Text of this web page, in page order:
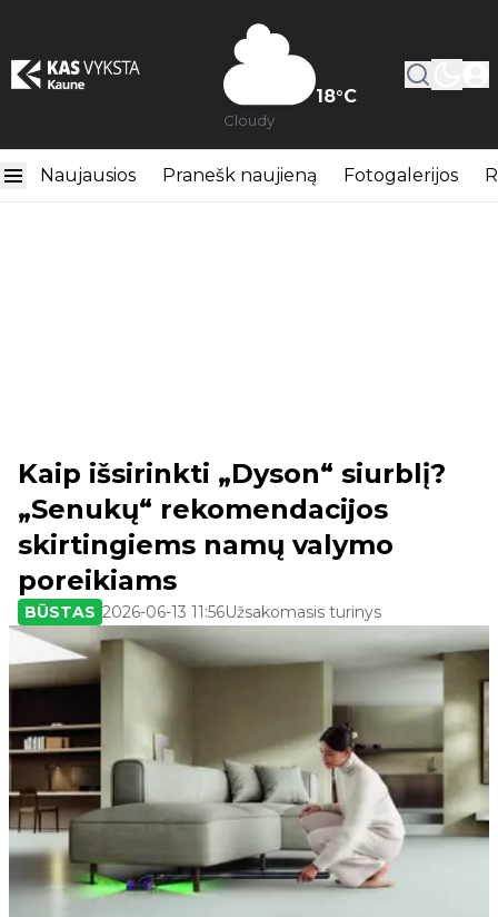
18°C
Cloudy
Naujausios Pranešk naujieną Fotogalerijos
Kaip išsirinkti „Dyson“ siurblį?
„Senukų“ rekomendacijos
skirtingiems namų valymo
poreikiams
BŪSTAS 2026-06-13 11:56Užsakomasis turinys